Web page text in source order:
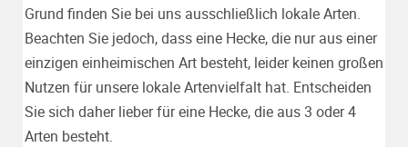
Grund finden Sie bei uns ausschließlich lokale Arten.
Beachten Sie jedoch, dass eine Hecke, die nur aus einer
einzigen einheimischen Art besteht, leider keinen großen
Nutzen für unsere lokale Artenvielfalt hat. Entscheiden
Sie sich daher lieber für eine Hecke, die aus 3 oder 4
Arten besteht.